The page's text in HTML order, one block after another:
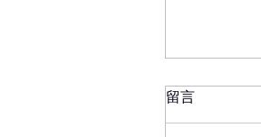
留言